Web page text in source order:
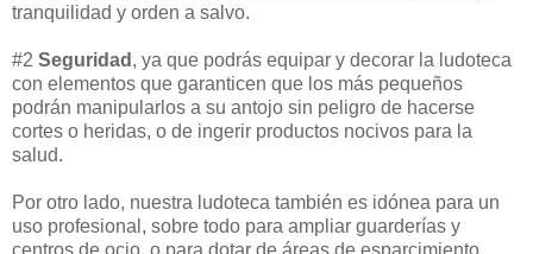
tranquilidad y orden a salvo.
#2 Seguridad , ya que podrás equipar y decorar la ludoteca
con elementos que garanticen que los más pequeños
podrán manipularlos a su antojo sin peligro de hacerse
cortes o heridas, o de ingerir productos nocivos para la
salud.
Por otro lado, nuestra ludoteca también es idónea para un
uso profesional, sobre todo para ampliar guarderías y
centros de ocio, o para dotar de áreas de esparcimiento